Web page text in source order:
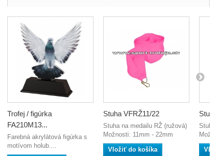
Trofej / figúrka
FA210M13...
Farebná akrylátová figúrka s
motívom holub....
Stuha VFRŽ11/22
Stuha na medailu RŽ (ružová)
Možnosti: 11mm - 22mm
Vložiť do košíka